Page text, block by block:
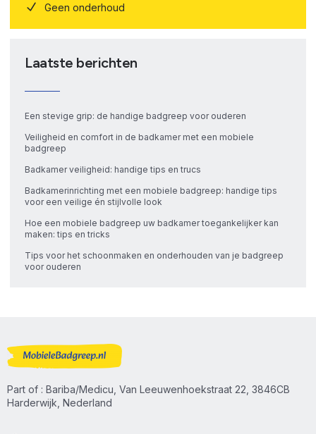
Geen onderhoud
Laatste berichten
Een stevige grip: de handige badgreep voor ouderen
Veiligheid en comfort in de badkamer met een mobiele
badgreep
Badkamer veiligheid: handige tips en trucs
Badkamerinrichting met een mobiele badgreep: handige tips
voor een veilige én stijlvolle look
Hoe een mobiele badgreep uw badkamer toegankelijker kan
maken: tips en tricks
Tips voor het schoonmaken en onderhouden van je badgreep
voor ouderen
Part of : Bariba/Medicu, Van Leeuwenhoekstraat 22, 3846CB
Harderwijk, Nederland